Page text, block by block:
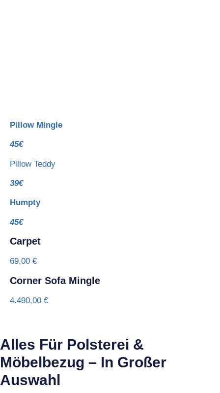
Pillow Mingle
45€
Pillow Teddy
39€
Humpty
45€
Carpet
69,00 €
Corner Sofa Mingle
4.490,00 €
Alles Für Polsterei &
Möbelbezug – In Großer
Auswahl